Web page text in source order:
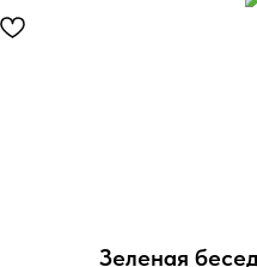
Зеленая